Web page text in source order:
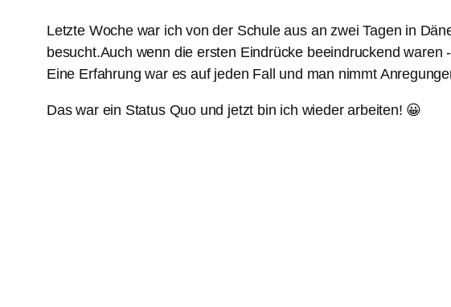
Letzte Woche war ich von der Schule aus an zwei Tagen in
besucht.Auch wenn die ersten Eindrücke beeindruckend
Eine Erfahrung war es auf jeden Fall und man nimmt
Das war ein Status Quo und jetzt bin ich wieder arbeiten! 😀